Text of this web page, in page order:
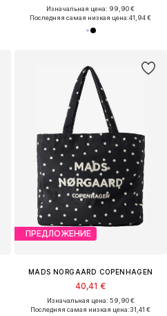
Изначальная цена: 99,90 €
Последняя самая низкая цена:41,94 €
ПРЕДЛОЖЕНИЕ
MADS NORGAARD COPENHAGEN
40,41 €
Изначальная цена: 59,90 €
Последняя самая низкая цена:31,41 €